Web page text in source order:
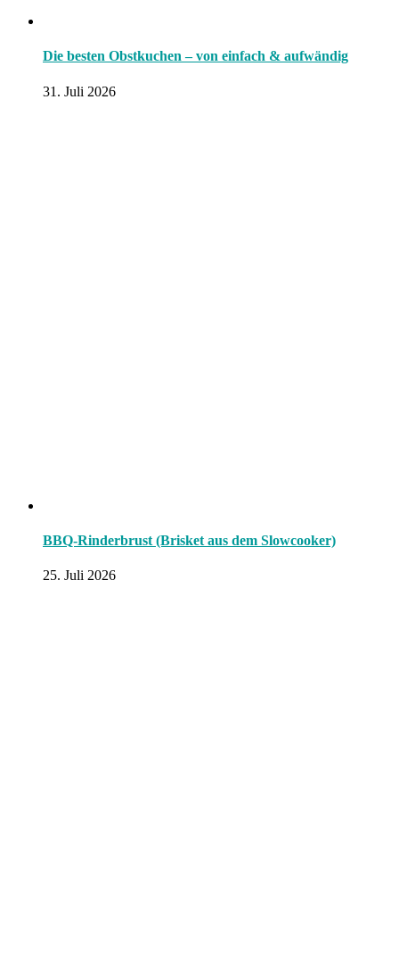
Die besten Obstkuchen – von einfach & aufwändig
31. Juli 2026
BBQ-Rinderbrust (Brisket aus dem Slowcooker)
25. Juli 2026